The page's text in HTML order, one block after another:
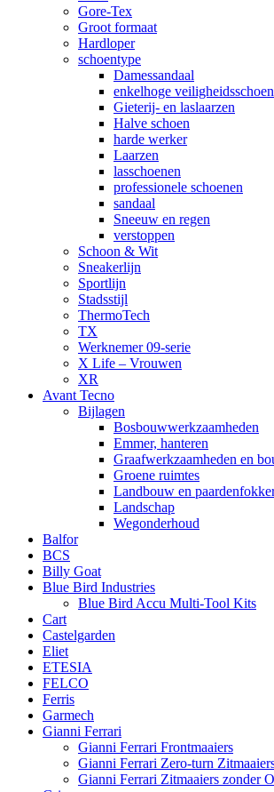
Gore-Tex
Groot formaat
Hardloper
schoentype
Damessandaal
enkelhoge veiligheidsschoen
Gieterij- en laslaarzen
Halve schoen
harde werker
Laarzen
lasschoenen
professionele schoenen
sandaal
Sneeuw en regen
verstoppen
Schoon & Wit
Sneakerlijn
Sportlijn
Stadsstijl
ThermoTech
TX
Werknemer 09-serie
X Life – Vrouwen
XR
Avant Tecno
Bijlagen
Bosbouwwerkzaamheden
Emmer, hanteren
Graafwerkzaamheden en
Groene ruimtes
Landbouw en
Landschap
Wegonderhoud
Balfor
BCS
Billy Goat
Blue Bird Industries
Blue Bird Accu Multi-Tool Kits
Cart
Castelgarden
Eliet
ETESIA
FELCO
Ferris
Garmech
Gianni Ferrari
Gianni Ferrari Frontmaaiers
Gianni Ferrari Zero-turn
Gianni Ferrari Zitmaaiers zonder